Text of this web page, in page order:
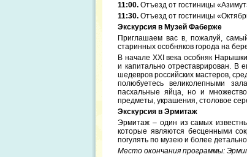
11:00. Отъезд от гостиницы
11:30. Отъезд от гостиницы
Экскурсия в Музей Фаберже
Приглашаем вас в, пожалуй,
старинных особняков города на
В начале XXI века особняк
и капитально отреставрирован. В
шедевров российских мастеров,
полюбуетесь великолепными
пасхальные яйца, но и
предметы, украшения, столовое
Экскурсия в Эрмитаж
Эрмитаж – один из самых
которые являются бесценными
погулять по музею и более
Место окончания программы: